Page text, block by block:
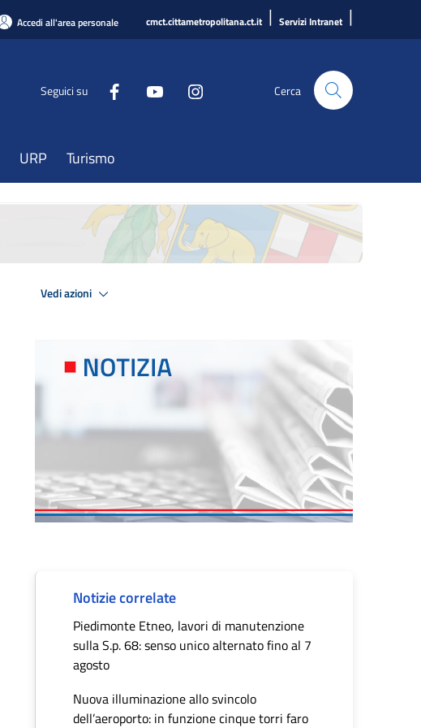
Accedi all'area personale cmct.cittametropolitana.ct.it | Servizi Intranet |
Seguici su Cerca
URP Turismo
Vedi azioni
Notizie correlate
Piedimonte Etneo, lavori di manutenzione
sulla S.p. 68: senso unico alternato fino al 7
agosto
Nuova illuminazione allo svincolo
dell’aeroporto: in funzione cinque torri faro